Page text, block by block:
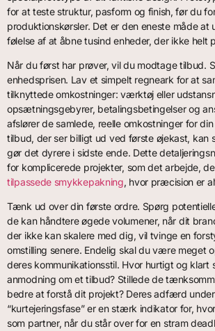
for at teste struktur, pasform og finish, før du
produktionskørsler. Det er den eneste måde at
følelse af at åbne tusind enheder, der ikke helt
Når du først har prøver, vil du modtage tilbud.
enhedsprisen. Lav et simpelt regneark for at
tilknyttede omkostninger: værktøj eller
opsætningsgebyrer, betalingsbetingelser og
afslører de samlede, reelle omkostninger for
tilbud, der ser billigt ud ved første øjekast, kan
gør det dyrere i sidste ende. Dette
for komplicerede projekter, som det arbejde,
tilpassede smykkepakning, hvor præcision er
Tænk ud over din første ordre. Spørg
de kan håndtere øgede volumener, når dit
der ikke kan skalere med dig, vil tvinge en
omstilling senere. Endelig skal du være meget
deres kommunikationsstil. Hvor hurtigt og klart
anmodning om et tilbud? Stillede de
bedre at forstå dit projekt? Deres adfærd
“kurtejeringsfase” er en stærk indikator for,
som partner, når du står over for en stram